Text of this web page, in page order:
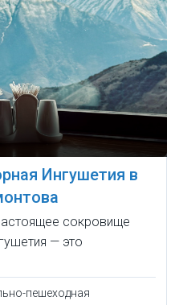
Ингушетия в
сокровище
— это
пешеходная